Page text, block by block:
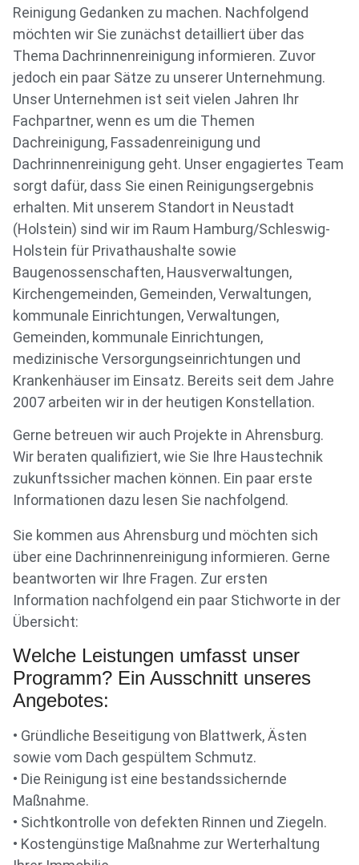
Reinigung Gedanken zu machen. Nachfolgend
möchten wir Sie zunächst detailliert über das
Thema Dachrinnenreinigung informieren. Zuvor
jedoch ein paar Sätze zu unserer Unternehmung.
Unser Unternehmen ist seit vielen Jahren Ihr
Fachpartner, wenn es um die Themen
Dachreinigung, Fassadenreinigung und
Dachrinnenreinigung geht. Unser engagiertes Team
sorgt dafür, dass Sie einen Reinigungsergebnis
erhalten. Mit unserem Standort in Neustadt
(Holstein) sind wir im Raum Hamburg/Schleswig-
Holstein für Privathaushalte sowie
Baugenossenschaften, Hausverwaltungen,
Kirchengemeinden, Gemeinden, Verwaltungen,
kommunale Einrichtungen, Verwaltungen,
Gemeinden, kommunale Einrichtungen,
medizinische Versorgungseinrichtungen und
Krankenhäuser im Einsatz. Bereits seit dem Jahre
2007 arbeiten wir in der heutigen Konstellation.
Gerne betreuen wir auch Projekte in Ahrensburg.
Wir beraten qualifiziert, wie Sie Ihre Haustechnik
zukunftssicher machen können. Ein paar erste
Informationen dazu lesen Sie nachfolgend.
Sie kommen aus Ahrensburg und möchten sich
über eine Dachrinnenreinigung informieren. Gerne
beantworten wir Ihre Fragen. Zur ersten
Information nachfolgend ein paar Stichworte in der
Übersicht:
Welche Leistungen umfasst unser
Programm? Ein Ausschnitt unseres
Angebotes:
• Gründliche Beseitigung von Blattwerk, Ästen
sowie vom Dach gespültem Schmutz.
• Die Reinigung ist eine bestandssichernde
Maßnahme.
• Sichtkontrolle von defekten Rinnen und Ziegeln.
• Kostengünstige Maßnahme zur Werterhaltung